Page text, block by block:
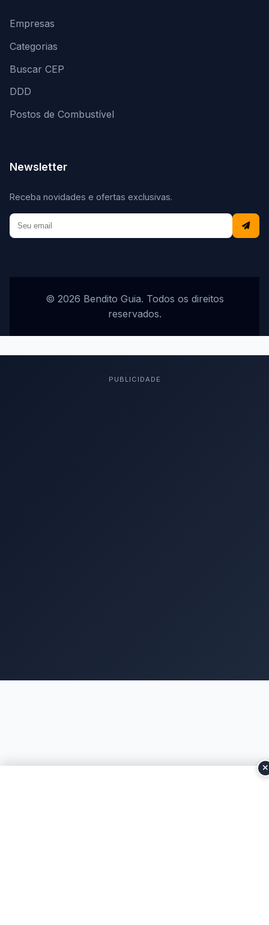
Empresas
Categorias
Buscar CEP
DDD
Postos de Combustível
Newsletter
Receba novidades e ofertas exclusivas.
© 2026 Bendito Guia. Todos os direitos
reservados.